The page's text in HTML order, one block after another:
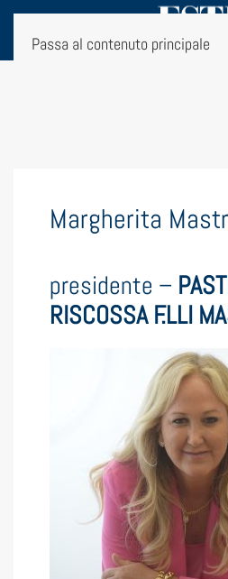
Passa al contenuto principale
Margherita
presidente –
RISCOSSA F.LLI